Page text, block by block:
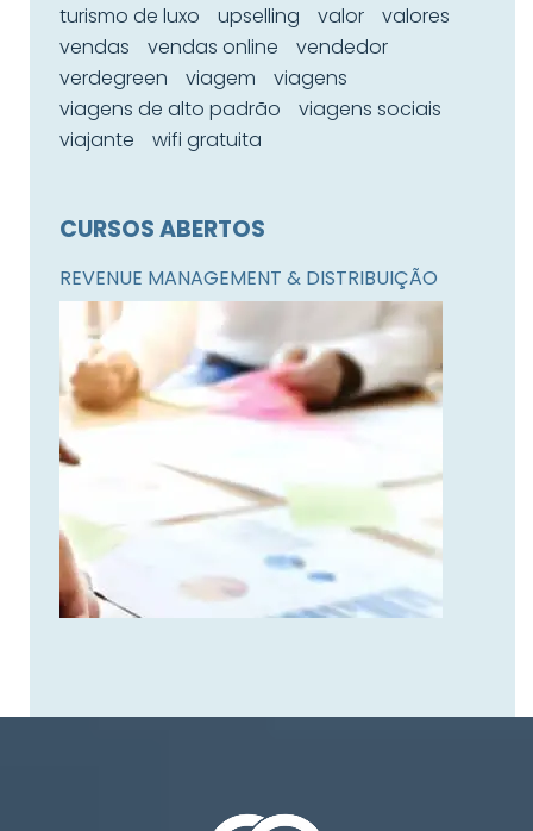
turismo de luxo
upselling valor
valores
vendas
vendas online
vendedor
verdegreen
viagem
viagens
viagens de alto padrão
viagens sociais
viajante
wifi gratuita
CURSOS ABERTOS
REVENUE MANAGEMENT & DISTRIBUIÇÃO